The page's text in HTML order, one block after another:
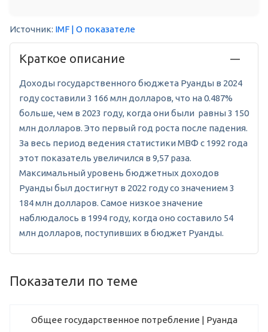
Источник: IMF | О показателе
Краткое описание
Доходы государственного бюджета Руанды в 2024
году составили 3 166 млн долларов, что на 0.487%
больше, чем в 2023 году, когда они были равны 3 150
млн долларов. Это первый год роста после падения.
За весь период ведения статистики МВФ с 1992 года
этот показатель увеличился в 9,57 раза.
Максимальный уровень бюджетных доходов
Руанды был достигнут в 2022 году со значением 3
184 млн долларов. Самое низкое значение
наблюдалось в 1994 году, когда оно составило 54
млн долларов, поступивших в бюджет Руанды.
Показатели по теме
Общее государственное потребление | Руанда